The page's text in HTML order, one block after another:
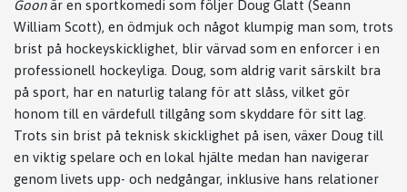
Goonär en sportkomedi som följer Doug Glatt (Seann
William Scott), en ödmjuk och något klumpig man som, trots
brist på hockeyskicklighet, blir värvad som en enforcer i en
professionell hockeyliga. Doug, som aldrig varit särskilt bra
på sport, har en naturlig talang för att slåss, vilket gör
honom till en värdefull tillgång som skyddare för sitt lag.
Trots sin brist på teknisk skicklighet på isen, växer Doug till
en viktig spelare och en lokal hjälte medan han navigerar
genom livets upp- och nedgångar, inklusive hans relationer